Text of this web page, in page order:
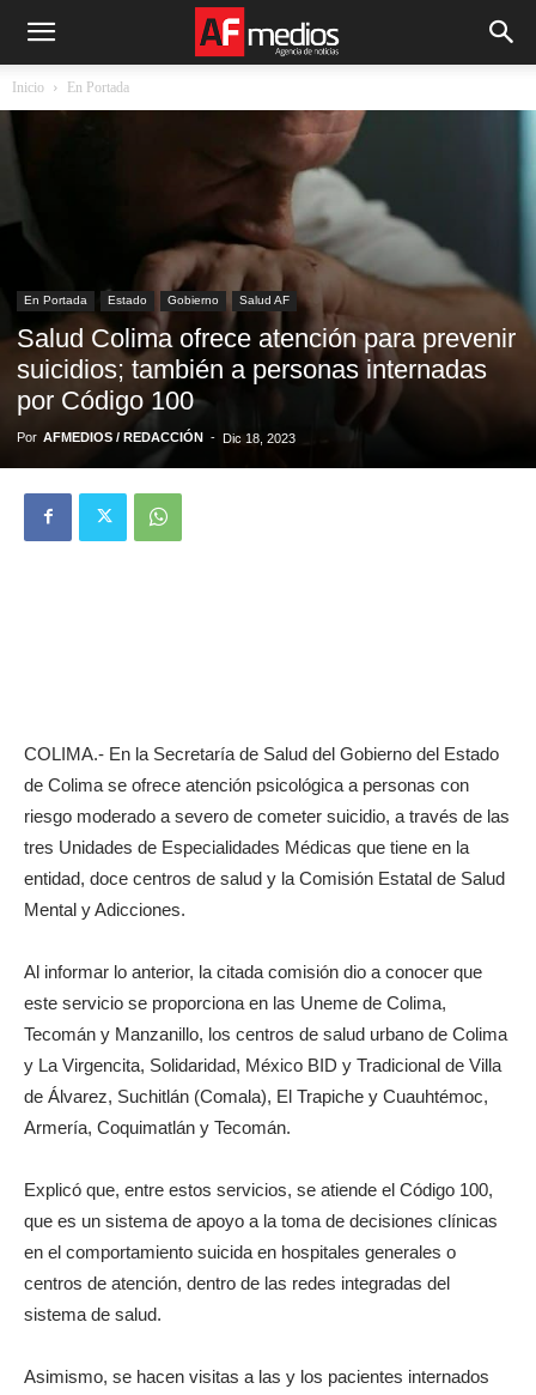
Inicio En Portada
En Portada Estado Gobierno Salud AF
Salud Colima ofrece atención para prevenir
suicidios; también a personas internadas
por Código 100
Por AFMEDIOS / REDACCIÓN - Dic 18, 2023
COLIMA.- En la Secretaría de Salud del Gobierno del Estado
de Colima se ofrece atención psicológica a personas con
riesgo moderado a severo de cometer suicidio, a través de las
tres Unidades de Especialidades Médicas que tiene en la
entidad, doce centros de salud y la Comisión Estatal de Salud
Mental y Adicciones.
Al informar lo anterior, la citada comisión dio a conocer que
este servicio se proporciona en las Uneme de Colima,
Tecomán y Manzanillo, los centros de salud urbano de Colima
y La Virgencita, Solidaridad, México BID y Tradicional de Villa
de Álvarez, Suchitlán (Comala), El Trapiche y Cuauhtémoc,
Armería, Coquimatlán y Tecomán.
Explicó que, entre estos servicios, se atiende el Código 100,
que es un sistema de apoyo a la toma de decisiones clínicas
en el comportamiento suicida en hospitales generales o
centros de atención, dentro de las redes integradas del
sistema de salud.
Asimismo, se hacen visitas a las y los pacientes internados